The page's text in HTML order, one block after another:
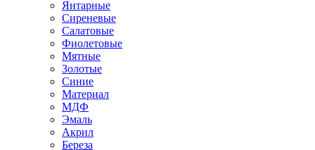
Янтарные
Сиреневые
Салатовые
Фиолетовые
Мятные
Золотые
Синие
Материал
МДФ
Эмаль
Акрил
Береза